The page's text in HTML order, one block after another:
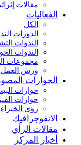
مقالات
الفعاليات
الكل
الدورات
الندوات
الندوات
مجموعات
ورش العمل
الحوارات
حوارات
حوارات
رؤى الخبراء
الانفوجرافيك
مقالات الرأي
أخبار المركز